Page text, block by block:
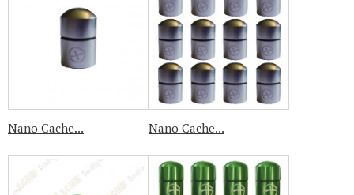
Nano Cache... Nano Cache...